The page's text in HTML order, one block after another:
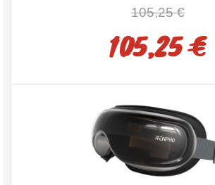
105,25 €
105,25 €